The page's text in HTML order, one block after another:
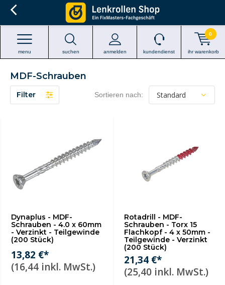
suchen anmelden
menu kundendienst ihr warenkorb
0
MDF-Schrauben
Filter Sortieren nach:
Dynaplus - MDF-
Schrauben - 4.0 x 60mm
- Verzinkt - Teilgewinde
(200 Stück)
13,82 €*
(16,44 inkl. MwSt.)
Rotadrill - MDF-
Schrauben - Torx 15
Flachkopf - 4 x 50mm -
Teilgewinde - Verzinkt
(200 Stück)
21,34 €*
(25,40 inkl. MwSt.)